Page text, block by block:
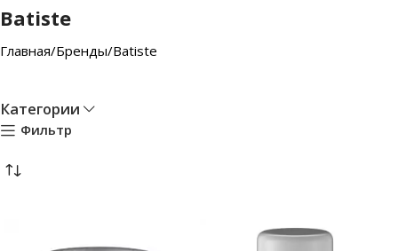
Batiste
Главная Бренды Batiste
Категории
Фильтр